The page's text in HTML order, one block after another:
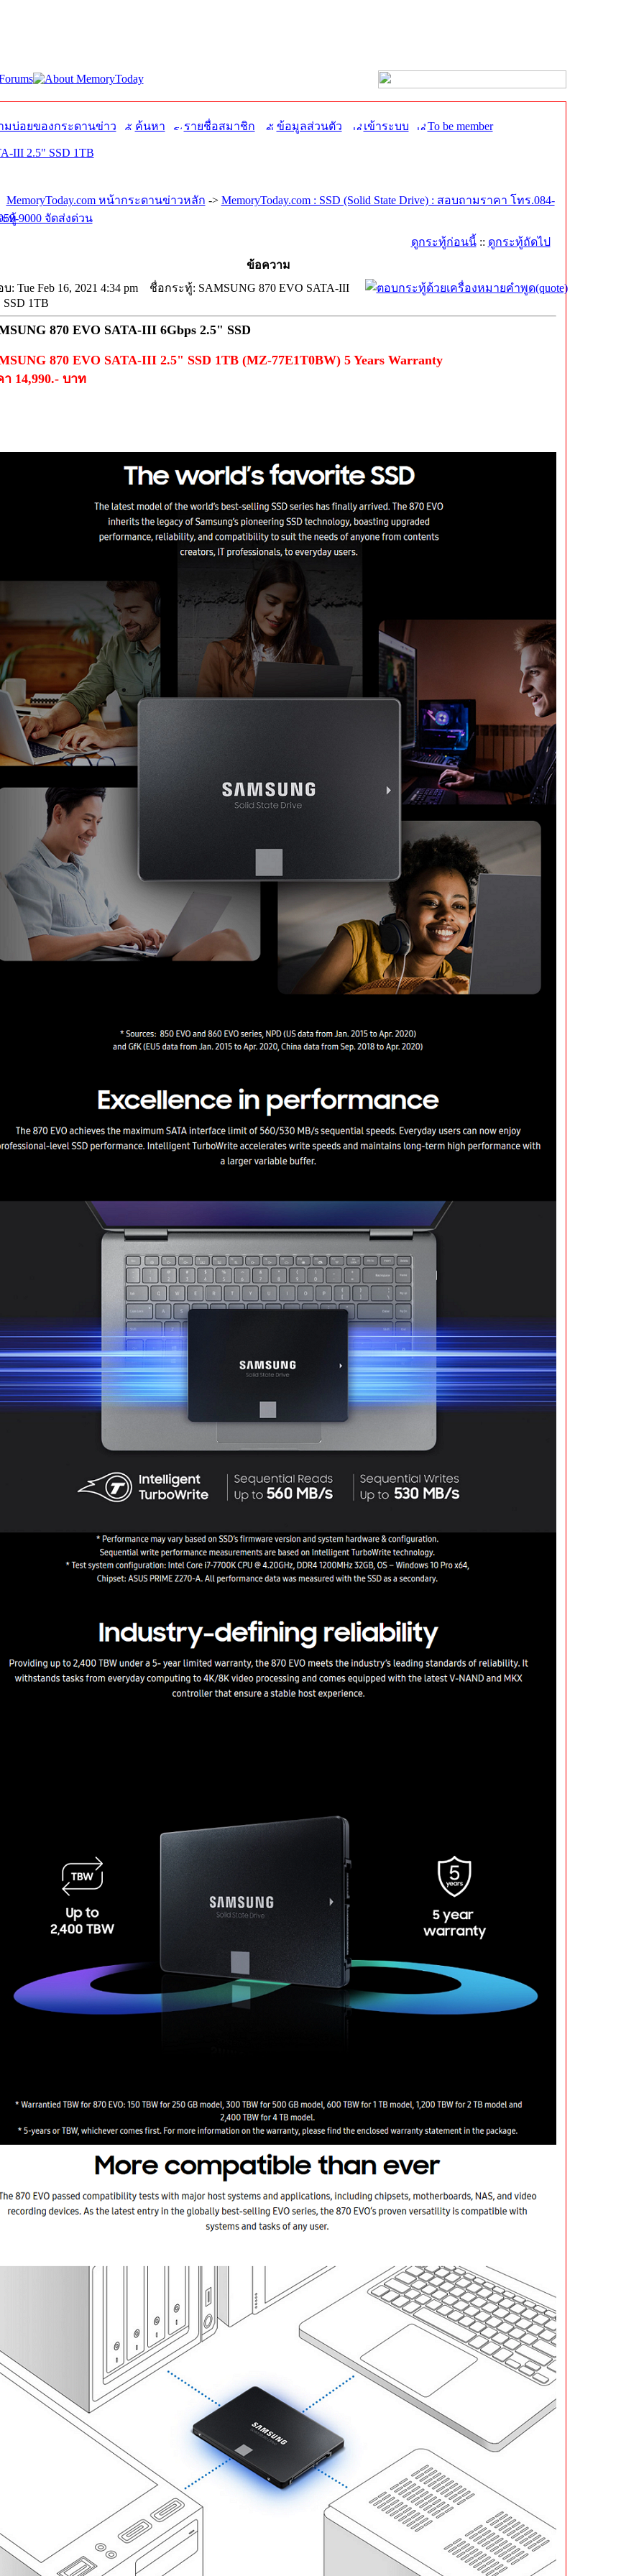
มบ่อยของกระดานข่าว ค้นหา รายชื่อสมาชิก ข้อมูลส่วนตัว เข้าระบบ To be member
III 2.5" SSD 1TB
MemoryToday.com หน้ากระดานข่าวหลัก -> MemoryToday.com : SSD (Solid State Drive) : สอบถามราคา โทร.084-
9000 จัดส่งด่วน
ดูกระทู้ก่อนนี้:: ดูกระทู้ถัดไป
ข้อความ
: Tue Feb 16, 2021 4:34 pm
ชื่อกระทู้: SAMSUNG 870 EVO SATA-III
SSD 1TB
870 EVO SATA-III 6Gbps 2.5" SSD
870 EVO SATA-III 2.5" SSD 1TB (MZ-77E1T0BW) 5 Years Warranty
14,990.- บาท